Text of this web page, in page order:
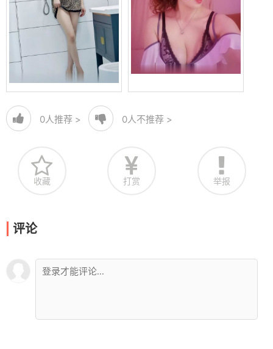
0人推荐 > 0人不推荐 >
收藏 打赏 举报
评论